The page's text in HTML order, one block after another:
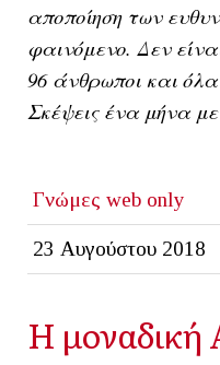
αποποίηση των
φαινόμενο. Δεν
96 άνθρωποι και
Σκέψεις ένα μήνα
Γνώμες web only
23 Αυγούστου 2018
Η μοναδική